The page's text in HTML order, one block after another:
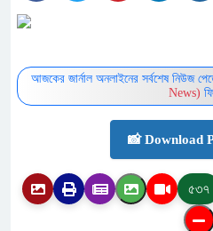
আজকের জার্নাল অনলাইনের সর্বশেষ নিউজ
News)
📸 Download
৫৩৭